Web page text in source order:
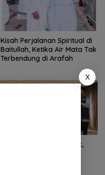
Kisah Perjalanan Spiritual di
Baitullah, Ketika Air Mata Tak
Terbendung di Arafah
Armuzna Semakin Dekat,
X